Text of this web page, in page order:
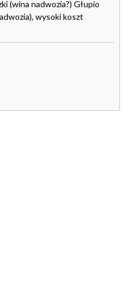
(wina nadwozia?) Głupio
wysoki koszt